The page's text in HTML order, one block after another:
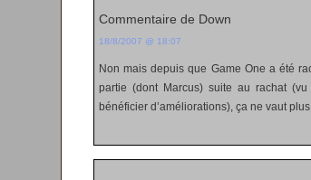
Commentaire de Down
18/8/2007 @ 18:07
Non mais depuis que Game One a été
partie (dont Marcus) suite au rachat
bénéficier d’améliorations), ça ne vaut